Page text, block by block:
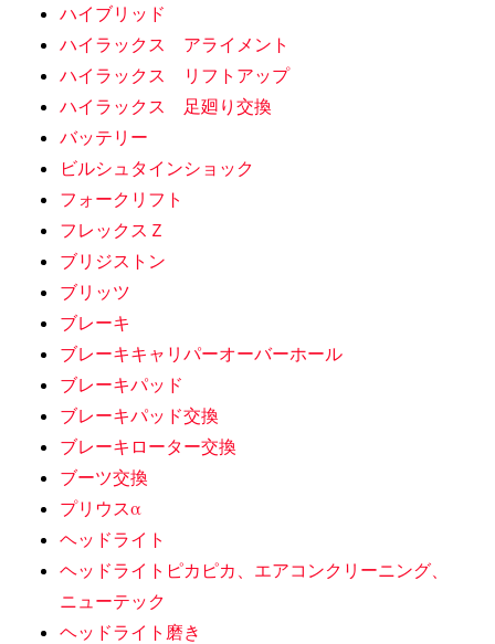
ハイブリッド
ハイラックス アライメント
ハイラックス リフトアップ
ハイラックス 足廻り交換
バッテリー
ビルシュタインショック
フォークリフト
フレックスＺ
ブリジストン
ブリッツ
ブレーキ
ブレーキキャリパーオーバーホール
ブレーキパッド
ブレーキパッド交換
ブレーキローター交換
ブーツ交換
プリウスα
ヘッドライト
ヘッドライトピカピカ、エアコンクリーニング、
ニューテック
ヘッドライト磨き